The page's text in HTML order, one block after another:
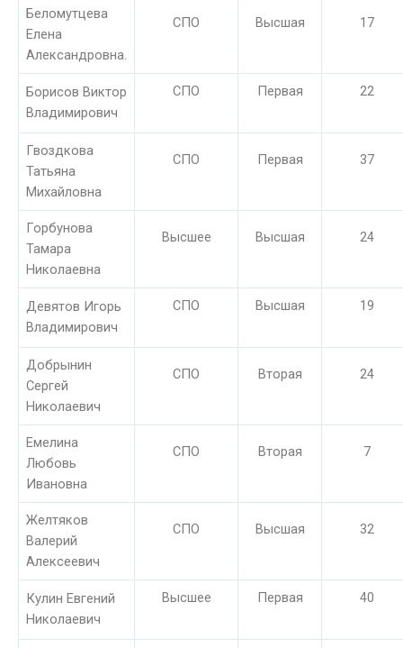
Беломутцева
Елена
Александровна.
СПО Высшая 17
Борисов Виктор
Владимирович
СПО Первая 22
Гвоздкова
Татьяна
Михайловна
СПО Первая 37
Горбунова
Тамара
Николаевна
Высшее Высшая 24
Девятов Игорь
Владимирович
СПО Высшая 19
Добрынин
Сергей
Николаевич
СПО Вторая 24
Емелина
Любовь
Ивановна
СПО Вторая 7
Желтяков
Валерий
Алексеевич
СПО Высшая 32
Кулин Евгений
Николаевич
Высшее Первая 40